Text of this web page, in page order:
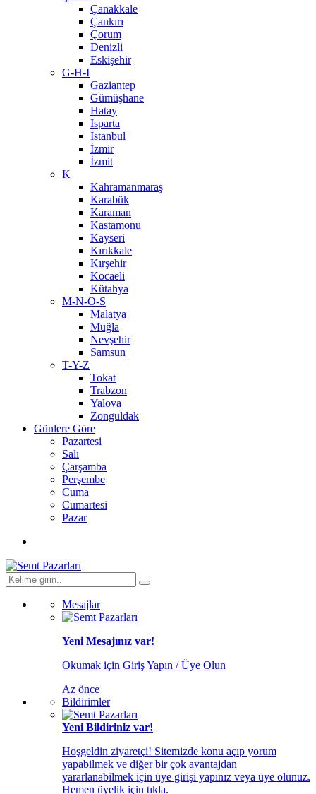
Çanakkale
Çankırı
Çorum
Denizli
Eskişehir
G-H-I
Gaziantep
Gümüşhane
Hatay
Isparta
İstanbul
İzmir
İzmit
K
Kahramanmaraş
Karabük
Karaman
Kastamonu
Kayseri
Kırıkkale
Kırşehir
Kocaeli
Kütahya
M-N-O-S
Malatya
Muğla
Nevşehir
Samsun
T-Y-Z
Tokat
Trabzon
Yalova
Zonguldak
Günlere Göre
Pazartesi
Salı
Çarşamba
Perşembe
Cuma
Cumartesi
Pazar
Mesajlar
Yeni Mesajınız var!
Okumak için Giriş Yapın / Üye Olun
Az önce
Bildirimler
Yeni Bildiriniz var!
Hoşgeldin ziyaretçi! Sitemizde konu açıp yorum
yapabilmek ve diğer bir çok avantajdan
yararlanabilmek için üye girişi yapınız veya üye olunuz.
Hemen üyelik için tıkla.